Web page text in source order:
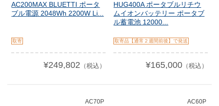
AC200MAX BLUETTI ポータ
ブル電源 2048Wh 2200W Li...
取寄
¥249,802 （税込）
HUG400A ポータブルリチウ
ムイオンバッテリー ポータブ
ル蓄電池 12000...
取寄品【通常２週間前後】で発送
¥165,000（税込）
AC70P AC60P